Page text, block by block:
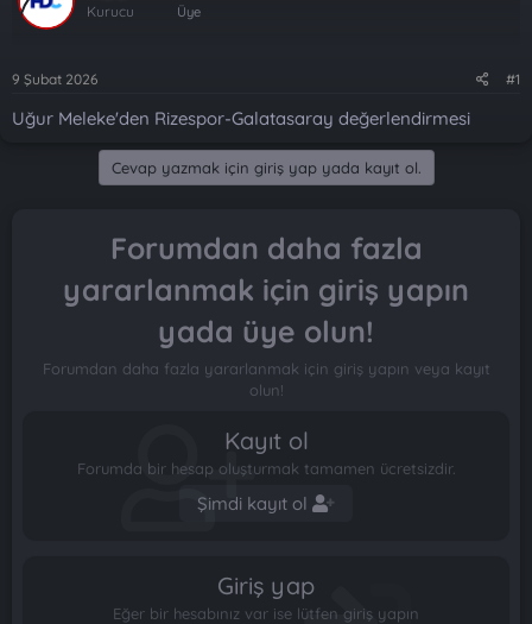
u
y
b
ş
a
ı
t
Kurucu Üye
9 Şubat 2026 #1
Uğur Meleke'den Rizespor-Galatasaray değerlendirmesi
Cevap yazmak için giriş yap yada kayıt ol.
Forumdan daha fazla
yararlanmak için giriş yapın
yada üye olun!
Forumdan daha fazla yararlanmak için giriş yapın veya kayıt
olun!
Kayıt ol
Forumda bir hesap oluşturmak tamamen ücretsizdir.
Şimdi kayıt ol
Giriş yap
Eğer bir hesabınız var ise lütfen giriş yapın